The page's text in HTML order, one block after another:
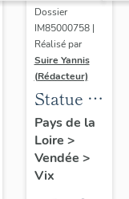
Dossier
IM85000758 |
Réalisé par
Suire Yannis
(Rédacteur)
Statue :
Christ
en croix
Pays de la
Loire >
Vendée >
Vix